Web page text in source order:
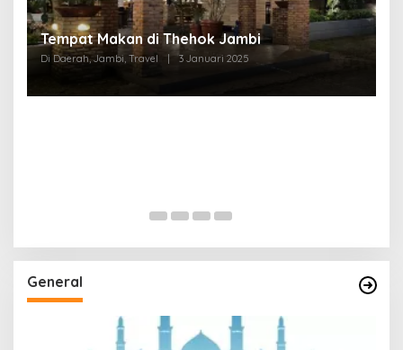
Tempat Makan di Thehok Jambi
Di Daerah, Jambi, Travel | 3 Januari 2025
General